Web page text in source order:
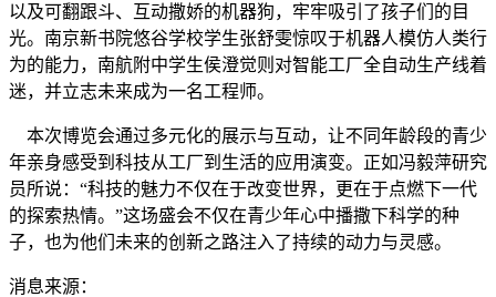
以及可翻跟斗、互动撒娇的机器狗，牢牢吸引了孩子们的目
光。南京新书院悠谷学校学生张舒雯惊叹于机器人模仿人类行
为的能力，南航附中学生侯澄觉则对智能工厂全自动生产线着
迷，并立志未来成为一名工程师。
本次博览会通过多元化的展示与互动，让不同年龄段的青少
年亲身感受到科技从工厂到生活的应用演变。正如冯毅萍研究
员所说：“科技的魅力不仅在于改变世界，更在于点燃下一代
的探索热情。”这场盛会不仅在青少年心中播撒下科学的种
子，也为他们未来的创新之路注入了持续的动力与灵感。
消息来源：